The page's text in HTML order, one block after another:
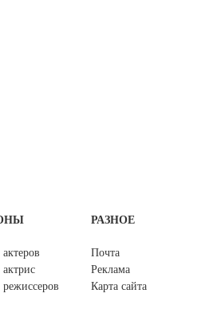
РАЗНОЕ
Почта
Реклама
Карта сайта